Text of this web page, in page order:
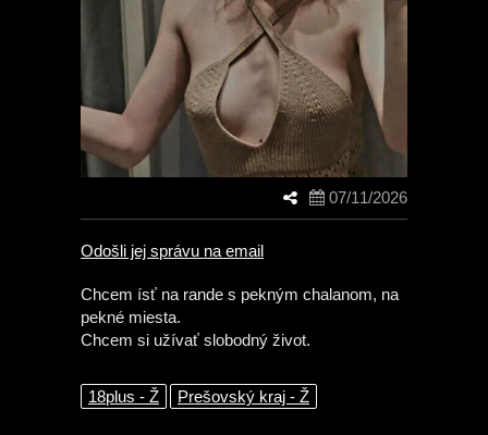
07/11/2026
Odošli jej správu na email
Chcem ísť na rande s pekným chalanom, na
pekné miesta.
Chcem si užívať slobodný život.
18plus - Ž Prešovský kraj - Ž